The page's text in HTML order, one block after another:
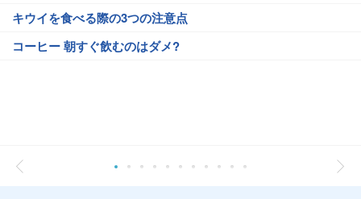
キウイを食べる際の3つの注意点
コーヒー 朝すぐ飲むのはダメ?